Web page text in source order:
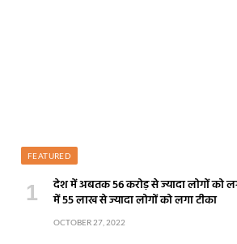
FEATURED
देश में अबतक 56 करोड़ से ज्यादा लोगों को
में 55 लाख से ज्यादा लोगों को लगा टीका
OCTOBER 27, 2022